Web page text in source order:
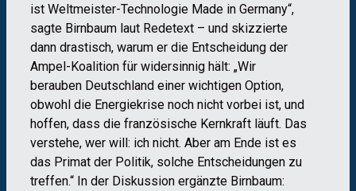
ist Weltmeister-Technologie Made in Germany“,
sagte Birnbaum laut Redetext – und skizzierte
dann drastisch, warum er die Entscheidung der
Ampel-Koalition für widersinnig hält: „Wir
berauben Deutschland einer wichtigen Option,
obwohl die Energiekrise noch nicht vorbei ist, und
hoffen, dass die französische Kernkraft läuft. Das
verstehe, wer will: ich nicht. Aber am Ende ist es
das Primat der Politik, solche Entscheidungen zu
treffen.“ In der Diskussion ergänzte Birnbaum: